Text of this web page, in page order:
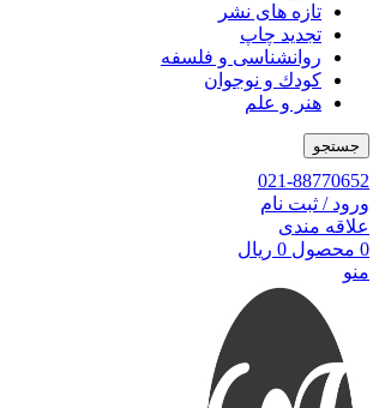
تازه های نشر
تجدید چاپ
روانشناسی و فلسفه
کودك و نوجوان
هنر و علم
جستجو
021-88770652
ورود / ثبت نام
علاقه مندی
0 محصول 0 ریال
منو